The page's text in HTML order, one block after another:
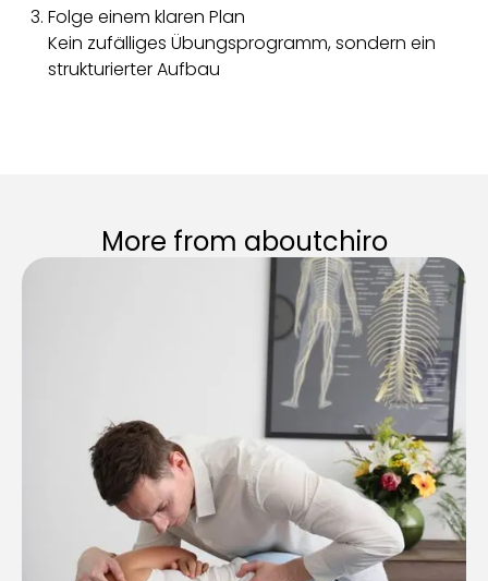
Folge einem klaren Plan
Kein zufälliges Übungsprogramm, sondern ein
strukturierter Aufbau
More from aboutchiro